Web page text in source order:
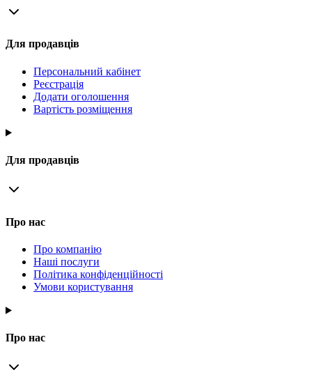
Для продавців
Персональний кабінет
Реєстрація
Додати оголошення
Вартість розміщення
Для продавців
Про нас
Про компанію
Наші послуги
Політика конфіденційності
Умови користування
Про нас